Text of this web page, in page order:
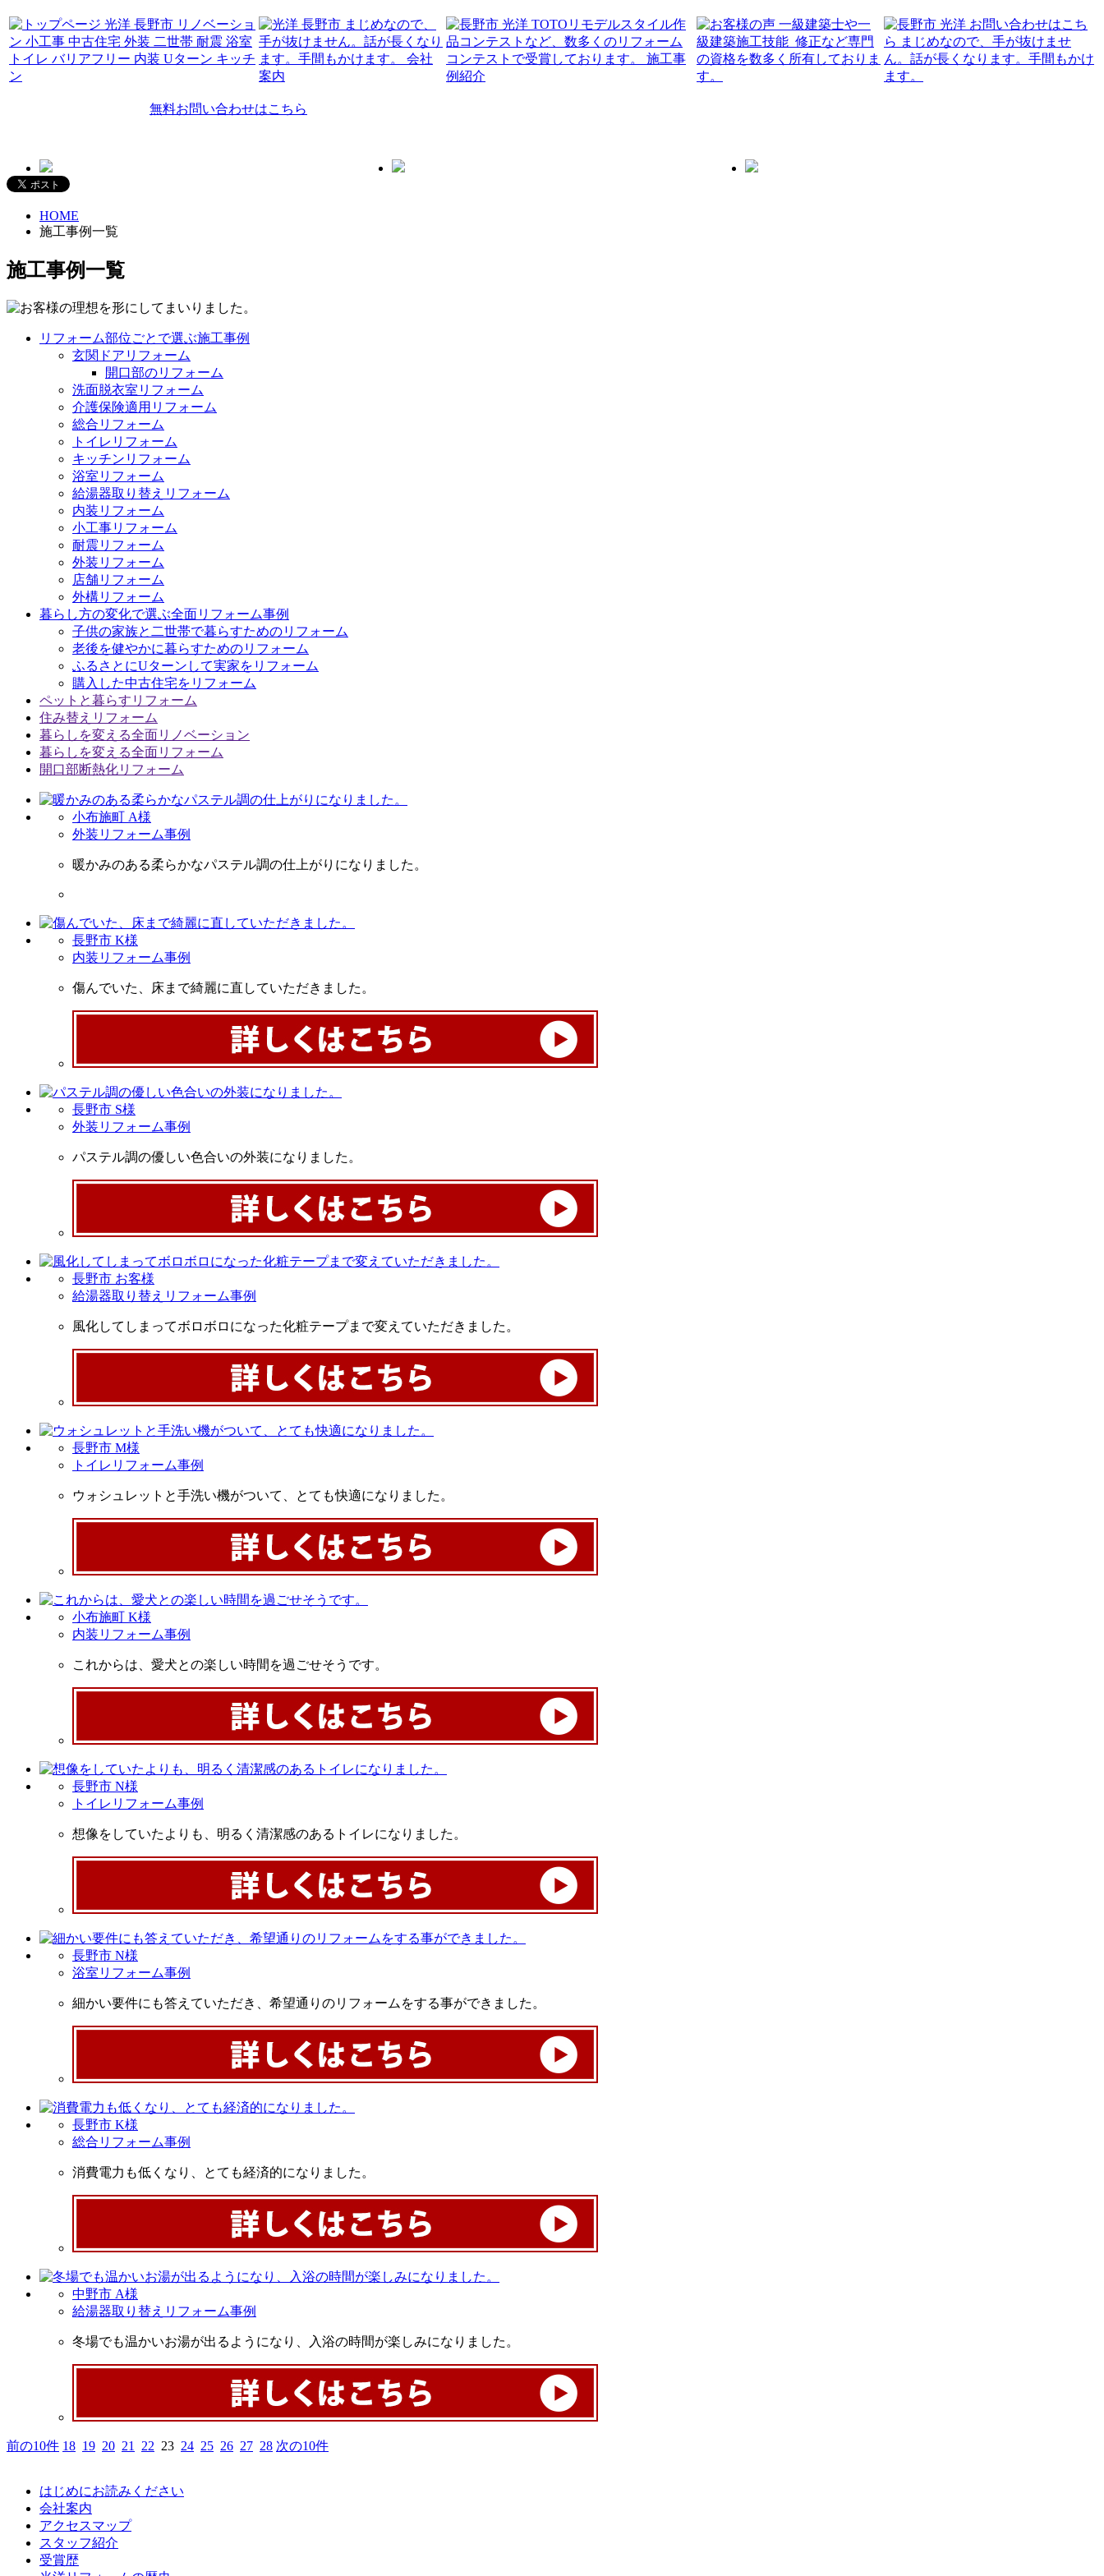
無料お問い合わせはこちら
HOME
施工事例一覧
施工事例一覧
リフォーム部位ごとで選ぶ施工事例
玄関ドアリフォーム
開口部のリフォーム
洗面脱衣室リフォーム
介護保険適用リフォーム
総合リフォーム
トイレリフォーム
キッチンリフォーム
浴室リフォーム
給湯器取り替えリフォーム
内装リフォーム
小工事リフォーム
耐震リフォーム
外装リフォーム
店舗リフォーム
外構リフォーム
暮らし方の変化で選ぶ全面リフォーム事例
子供の家族と二世帯で暮らすためのリフォーム
老後を健やかに暮らすためのリフォーム
ふるさとにUターンして実家をリフォーム
購入した中古住宅をリフォーム
ペットと暮らすリフォーム
住み替えリフォーム
暮らしを変える全面リノベーション
暮らしを変える全面リフォーム
開口部断熱化リフォーム
小布施町 A様
外装リフォーム事例
暖かみのある柔らかなパステル調の仕上がりになりました。
長野市 K様
内装リフォーム事例
傷んでいた、床まで綺麗に直していただきました。
長野市 S様
外装リフォーム事例
パステル調の優しい色合いの外装になりました。
長野市 お客様
給湯器取り替えリフォーム事例
風化してしまってボロボロになった化粧テープまで変えていただきました。
長野市 M様
トイレリフォーム事例
ウォシュレットと手洗い機がついて、とても快適になりました。
小布施町 K様
内装リフォーム事例
これからは、愛犬との楽しい時間を過ごせそうです。
長野市 N様
トイレリフォーム事例
想像をしていたよりも、明るく清潔感のあるトイレになりました。
長野市 N様
浴室リフォーム事例
細かい要件にも答えていただき、希望通りのリフォームをする事ができました。
長野市 K様
総合リフォーム事例
消費電力も低くなり、とても経済的になりました。
中野市 A様
給湯器取り替えリフォーム事例
冬場でも温かいお湯が出るようになり、入浴の時間が楽しみになりました。
前の10件 18 19 20 21 22 23 24 25 26 27 28 次の10件
はじめにお読みください
会社案内
アクセスマップ
スタッフ紹介
受賞歴